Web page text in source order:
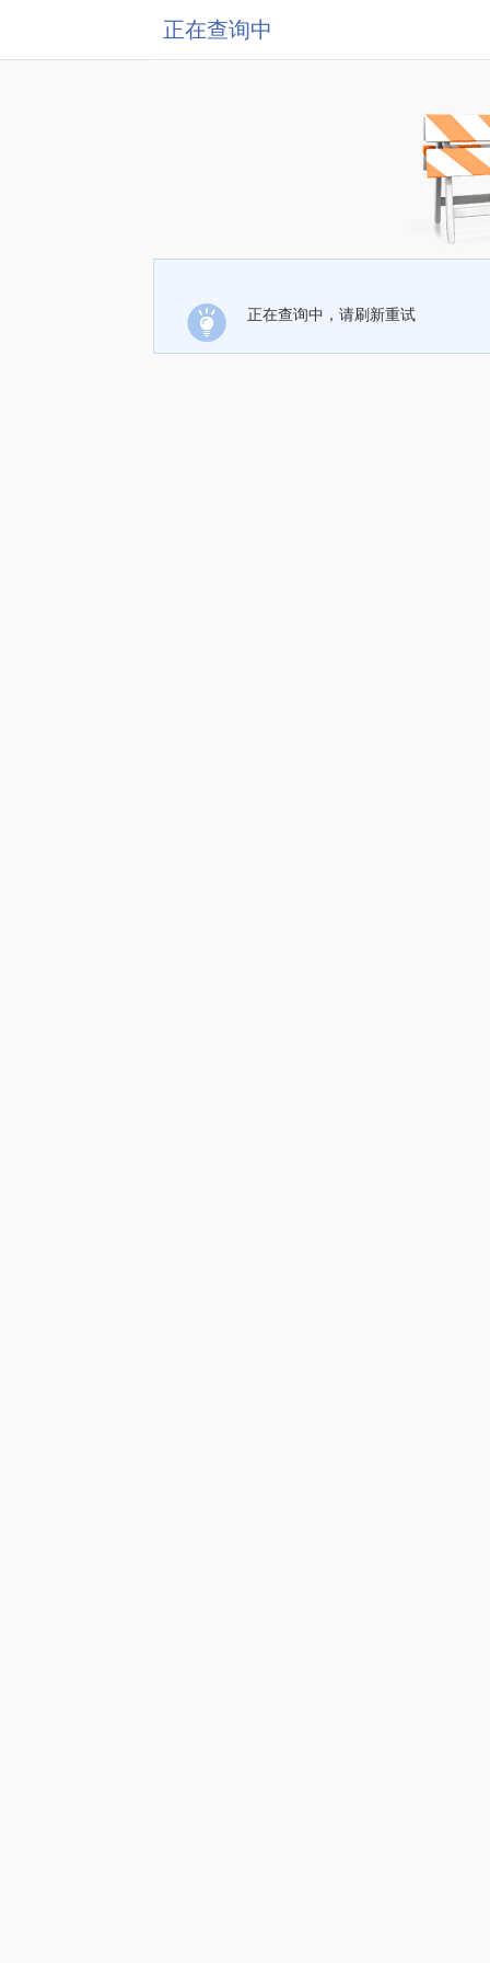
正在查询中
正在查询中，请刷新重试